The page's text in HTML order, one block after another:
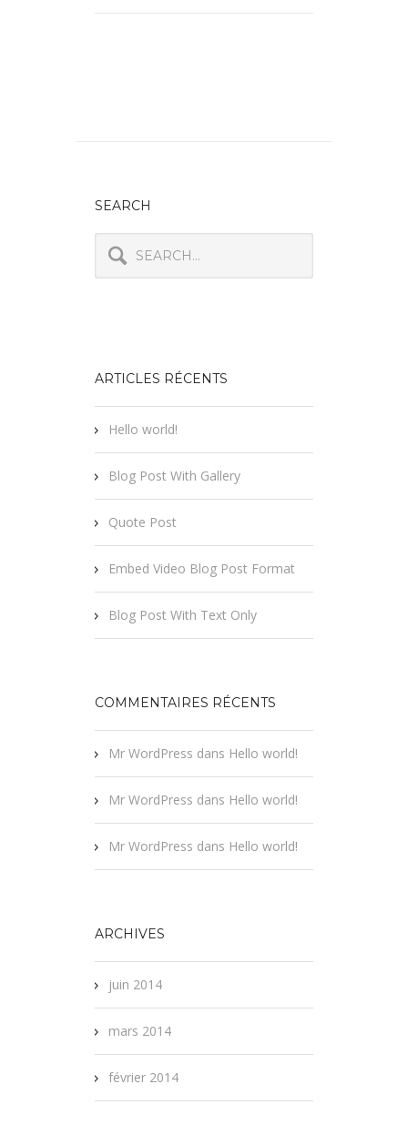
SEARCH
ARTICLES RÉCENTS
Hello world!
Blog Post With Gallery
Quote Post
Embed Video Blog Post Format
Blog Post With Text Only
COMMENTAIRES RÉCENTS
Mr WordPress dans Hello world!
Mr WordPress dans Hello world!
Mr WordPress dans Hello world!
ARCHIVES
juin 2014
mars 2014
février 2014